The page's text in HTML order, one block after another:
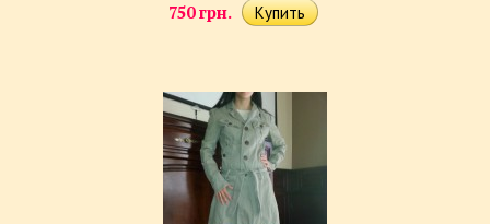
750 грн.